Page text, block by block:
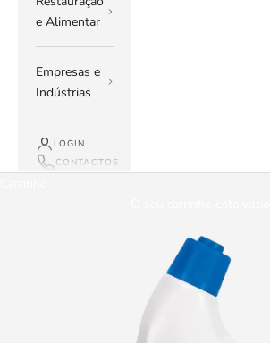
e Alimentar
Empresas e
Indústrias
LOGIN
CONTACTOS